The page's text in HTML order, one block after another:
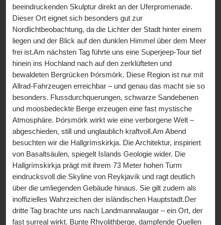
beeindruckenden Skulptur direkt an der Uferpromenade.
Dieser Ort eignet sich besonders gut zur
Nordlichtbeobachtung, da die Lichter der Stadt hinter einem
liegen und der Blick auf den dunklen Himmel über dem Meer
frei ist.Am nächsten Tag führte uns eine Superjeep-Tour tief
hinein ins Hochland nach auf den zerklüfteten und
bewaldeten Bergrücken Þórsmörk. Diese Region ist nur mit
Allrad-Fahrzeugen erreichbar – und genau das macht sie so
besonders. Flussdurchquerungen, schwarze Sandebenen
und moosbedeckte Berge erzeugen eine fast mystische
Atmosphäre. Þórsmörk wirkt wie eine verborgene Welt –
abgeschieden, still und unglaublich kraftvoll.Am Abend
besuchten wir die Hallgrímskirkja. Die Architektur, inspiriert
von Basaltsäulen, spiegelt Islands Geologie wider. Die
Hallgrímskirkja prägt mit ihrem 73 Meter hohen Turm
eindrucksvoll die Skyline von Reykjavík und ragt deutlich
über die umliegenden Gebäude hinaus. Sie gilt zudem als
inoffizielles Wahrzeichen der isländischen Hauptstadt.Der
dritte Tag brachte uns nach Landmannalaugar – ein Ort, der
fast surreal wirkt. Bunte Rhyolithberge, dampfende Quellen